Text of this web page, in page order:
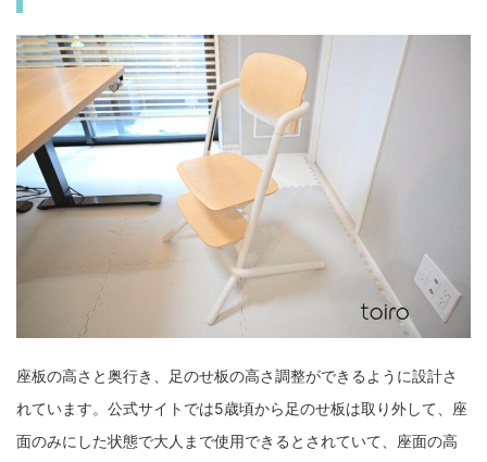
座板の高さと奥行き、足のせ板の高さ調整ができるように設計さ
れています。公式サイトでは5歳頃から足のせ板は取り外して、座
面のみにした状態で大人まで使用できるとされていて、座面の高